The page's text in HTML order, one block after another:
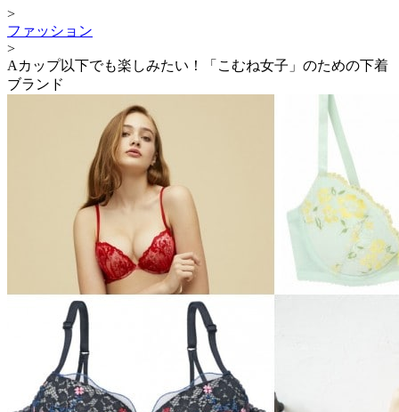
>
ファッション
>
Aカップ以下でも楽しみたい！「こむね女子」のための下着
ブランド